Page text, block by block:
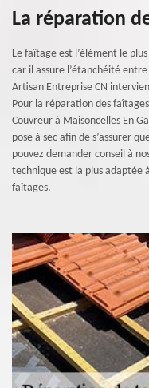
La réparation
Le faîtage est l’élément le
car il assure l’étanchéité
Artisan Entreprise CN
Pour la réparation des
Couvreur à Maisoncelles En
pose à sec afin de s’assurer
pouvez demander conseil à
technique est la plus
faîtages.